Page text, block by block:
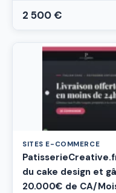
2 500 €
SITES E-COMMERCE
du cake design et
20.000€ de CA/